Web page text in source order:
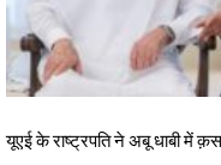
यूएई के राष्ट्रपति ने अबू धाबी में